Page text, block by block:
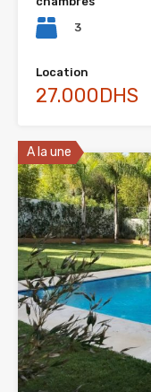
3
Location
27.000DHS
A la une